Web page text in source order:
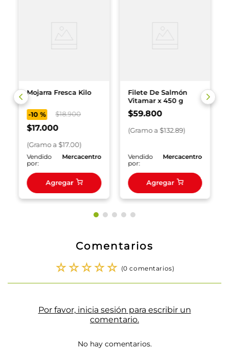
Mojarra Fresca Kilo
-10 % $18.900
$17.000
(Gramoa $17.00)
Vendido
por:
Mercacentro
Agregar
Filete De Salmón
Vitamar x 450 g
$59.800
(Gramoa $132.89)
Vendido
por:
Mercacentro
Agregar
Comentarios
☆☆☆☆☆ (0 comentarios)
Por favor, inicia sesión para escribir un
comentario.
No hay comentarios.